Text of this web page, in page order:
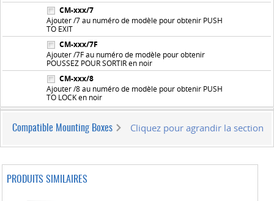
CM-xxx/7
Ajouter /7 au numéro de modèle pour obtenir PUSH
TO EXIT
CM-xxx/7F
Ajouter /7F au numéro de modèle pour obtenir
POUSSEZ POUR SORTIR en noir
CM-xxx/8
Ajouter /8 au numéro de modèle pour obtenir PUSH
TO LOCK en noir
Compatible Mounting Boxes Cliquez pour agrandir la section
PRODUITS SIMILAIRES